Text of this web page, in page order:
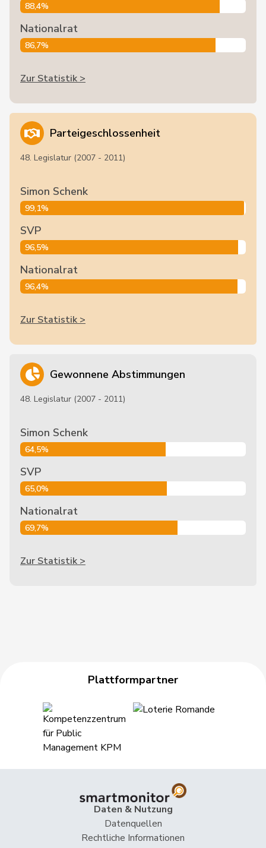
88,4%
Nationalrat
86,7%
Zur Statistik >
Parteigeschlossenheit
48. Legislatur (2007 - 2011)
Simon Schenk
99,1%
SVP
96,5%
Nationalrat
96,4%
Zur Statistik >
Gewonnene Abstimmungen
48. Legislatur (2007 - 2011)
Simon Schenk
64,5%
SVP
65,0%
Nationalrat
69,7%
Zur Statistik >
Plattformpartner
Daten & Nutzung
Datenquellen
Rechtliche Informationen